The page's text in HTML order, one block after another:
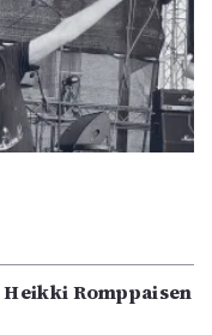
Heikki Romppaisen